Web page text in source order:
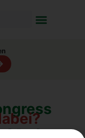
Balkon-Bewegung